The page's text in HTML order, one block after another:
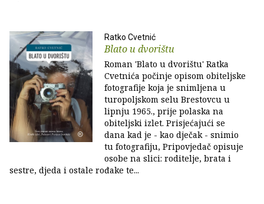
Ratko Cvetnić
Blato u dvorištu
Roman 'Blato u dvorištu' Ratka
Cvetnića počinje opisom obiteljske
fotografije koja je snimljena u
turopoljskom selu Brestovcu u
lipnju 1965., prije polaska na
obiteljski izlet. Prisjećajući se
dana kad je - kao dječak - snimio
tu fotografiju, Pripovjedač opisuje
osobe na slici: roditelje, brata i
sestre, djeda i ostale rođake te...